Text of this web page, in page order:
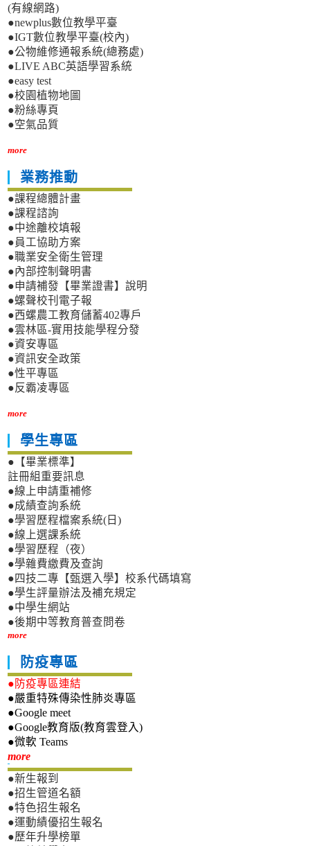
(有線網路)
●newplus數位教學平臺
●IGT數位教學平臺(校內)
●公物維修通報系統(總務處)
●LIVE ABC英語學習系統
●easy test
●校園植物地圖
●粉絲專頁
●空氣品質
more
業務推動
●課程總體計畫
●課程諮詢
●中途離校填報
●員工協助方案
●職業安全衛生管理
●內部控制聲明書
●申請補發【畢業證書】說明
●螺聲校刊電子報
●西螺農工教育儲蓄402專戶
●雲林區-實用技能學程分發
●資安專區
●資訊安全政策
●性平專區
●反霸凌專區
more
學生專區
●【畢業標準】
註冊組重要訊息
●線上申請重補修
●成績查詢系統
●學習歷程檔案系統(日)
●線上選課系統
●學習歷程（夜）
●學雜費繳費及查詢
●四技二專【甄選入學】校系代碼填寫
●學生評量辦法及補充規定
●中學生網站
●後期中等教育普查問卷
more
防疫專區
●防疫專區連結
●嚴重特殊傳染性肺炎專區
●Google meet
●Google教育版(教育雲登入)
●微軟 Teams
more新生專區
●新生報到
●招生管道名額
●特色招生報名
●運動績優招生報名
●歷年升學榜單